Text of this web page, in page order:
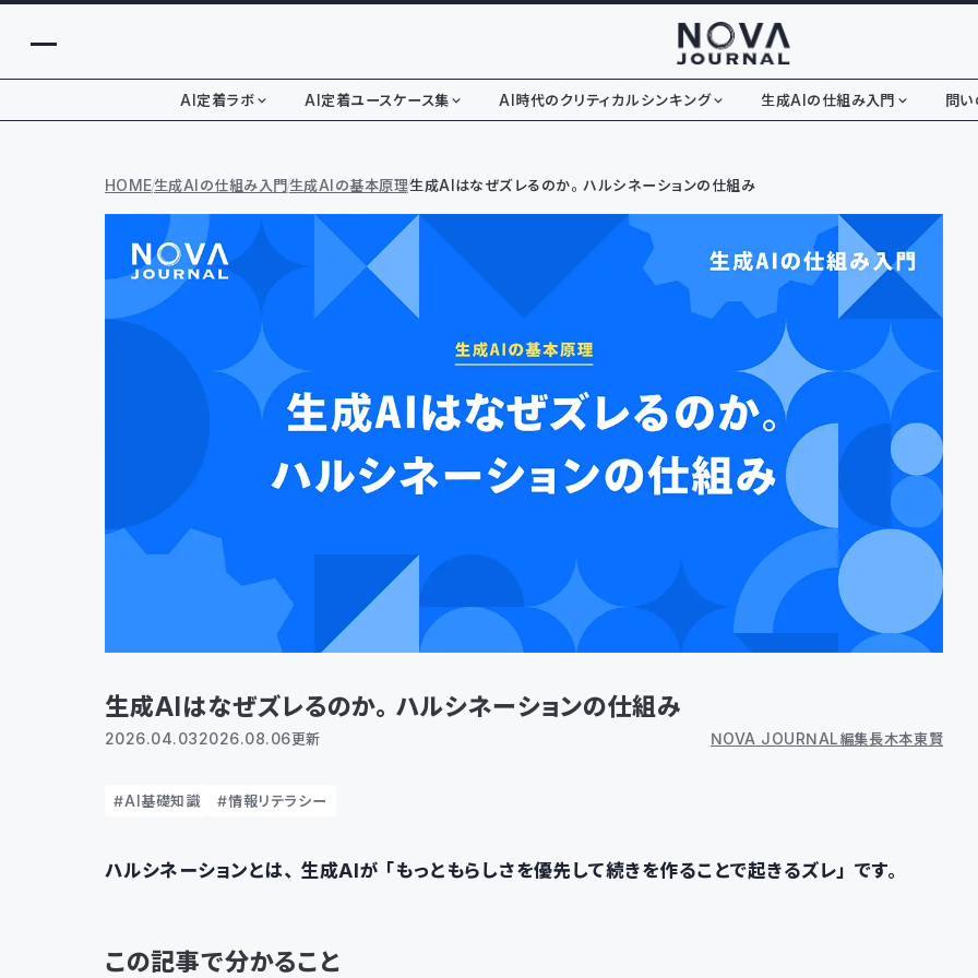
AI定着ラボ AI定着ユースケース集 AI時代のクリティカルシンキング 生成AIの仕組み入門 問
HOME生成AIの仕組み入門生成AIの基本原理生成AIはなぜズレるのか。ハルシネーションの仕組み
生成AIはなぜズレるのか。ハルシネーションの仕組み
2026.04.032026.08.06更新 NOVA JOURNAL編集長 木本 東賢
AI基礎知識 情報リテラシー
ハルシネーションとは、生成AIが「もっともらしさを優先して続きを作ることで起きるズレ」です。
この記事で分かること